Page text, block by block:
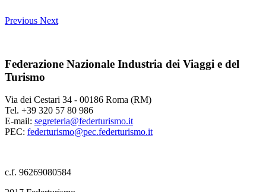
Previous Next
Federazione Nazionale Industria dei Viaggi e del
Turismo
Via dei Cestari 34 - 00186 Roma (RM)
Tel. +39 320 57 80 986
E-mail: segreteria@federturismo.it
PEC: federturismo@pec.federturismo.it
c.f. 96269080584